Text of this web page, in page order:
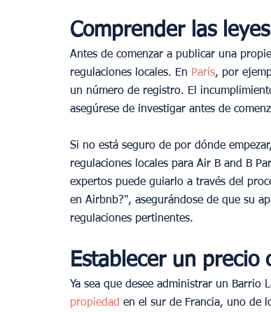
Comprender las
Antes de comenzar a publicar una
regulaciones locales. En París, por
un número de registro. El
asegúrese de investigar antes de
Si no está seguro de por dónde
regulaciones locales para Air B and B
expertos puede guiarlo a través del
en Airbnb?", asegurándose de que su
regulaciones pertinentes.
Establecer un precio
Ya sea que desee administrar un Barrio
propiedad en el sur de Francia, uno de